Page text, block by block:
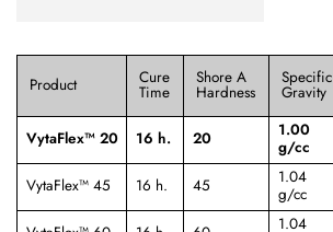
Product Cure
Time
Shore A
Hardness
Specific
Gravity
VytaFlex™ 20 16 h. 20
1.00
g/cc
VytaFlex™ 45
16 h. 45
1.04
g/cc
1.04